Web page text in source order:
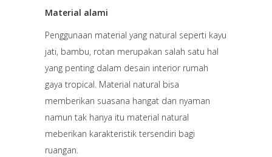
Material alami
Penggunaan material yang natural seperti kayu
jati, bambu, rotan merupakan salah satu hal
yang penting dalam desain interior rumah
gaya tropical. Material natural bisa
memberikan suasana hangat dan nyaman
namun tak hanya itu material natural
meberikan karakteristik tersendiri bagi
ruangan.